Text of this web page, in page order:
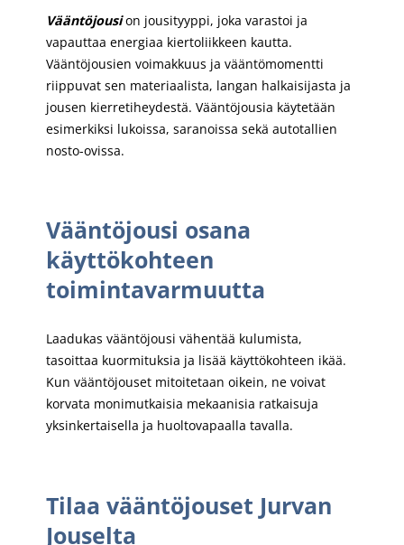
Vääntöjousion jousityyppi, joka varastoi ja
vapauttaa energiaa kiertoliikkeen kautta.
Vääntöjousien voimakkuus ja vääntömomentti
riippuvat sen materiaalista, langan halkaisijasta ja
jousen kierretiheydestä. Vääntöjousia käytetään
esimerkiksi lukoissa, saranoissa sekä autotallien
nosto-ovissa.
Vääntöjousi osana
käyttökohteen
toimintavarmuutta
Laadukas vääntöjousi vähentää kulumista,
tasoittaa kuormituksia ja lisää käyttökohteen ikää.
Kun vääntöjouset mitoitetaan oikein, ne voivat
korvata monimutkaisia mekaanisia ratkaisuja
yksinkertaisella ja huoltovapaalla tavalla.
Tilaa vääntöjouset Jurvan
Jouselta